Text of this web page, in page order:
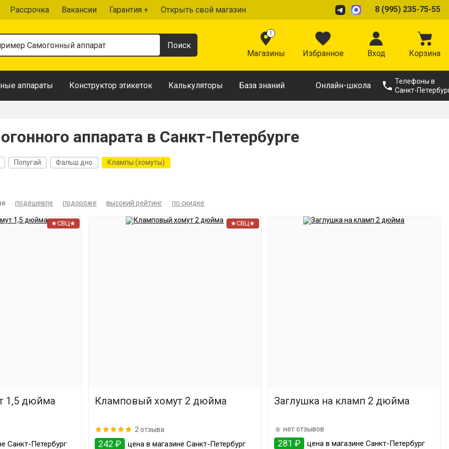
Рассрочка Вакансии Гарантия + Открыть свой магазин 8 (995) 235-75-55
1
Магазины Избранное Вход Корзина
аппараты Конструктор этикеток Калькуляторы База знаний Онлайн-школа
Телефоны в
Санкт-
аппарата в Санкт-Петербурге
Попугай Фальш дно Клампы (хомуты)
подешевле подороже высокий рейтинг по скидке
★СВЦ★
1,5 дюйма
Санкт-Петербург
★СВЦ★
Кламповый хомут 2 дюйма
2 отзыва
242 ₽ цена в магазине Санкт-Петербург
Заглушка на кламп 2 дюйма
нет отзывов
281 ₽ цена в магазине Санкт-Петербург